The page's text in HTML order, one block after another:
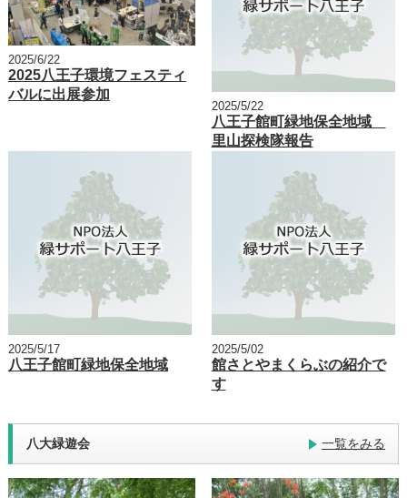
2025/6/22
2025八王子環境フェスティ
バルに出展参加
2025/5/22
八王子館町緑地保全地域
里山探検隊報告
2025/5/17
八王子館町緑地保全地域
2025/5/02
館さとやまくらぶの紹介で
す
八大緑遊会 一覧をみる